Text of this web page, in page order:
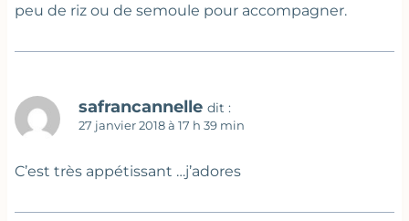
peu de riz ou de semoule pour accompagner.
safrancannelle dit :
27 janvier 2018 à 17 h 39 min
C’est très appétissant …j’adores